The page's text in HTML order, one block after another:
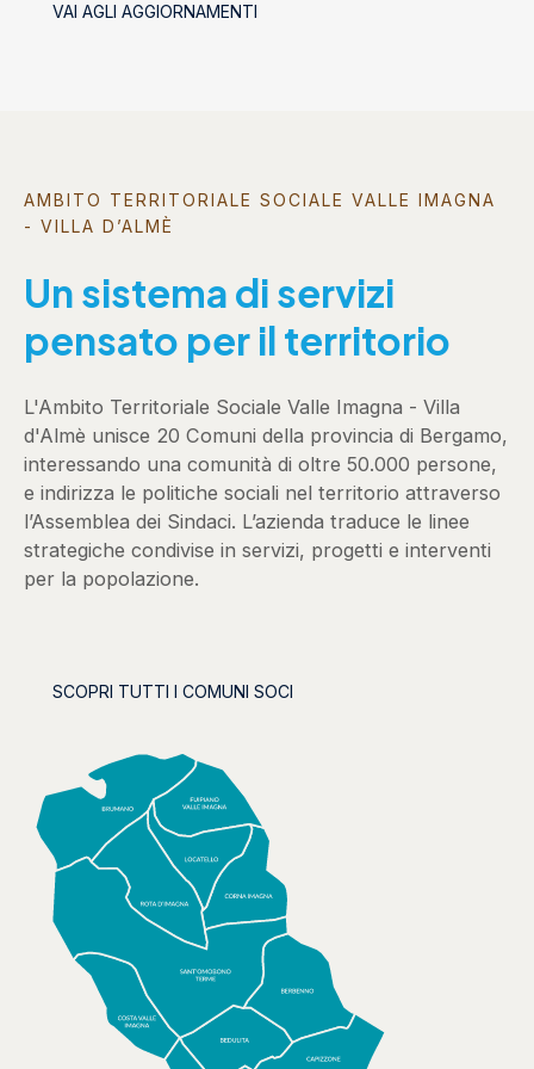
VAI AGLI AGGIORNAMENTI
AMBITO TERRITORIALE SOCIALE VALLE IMAGNA
- VILLA D’ALMÈ
Un sistema di servizi
pensato per il territorio
L'Ambito Territoriale Sociale Valle Imagna - Villa
d'Almè unisce 20 Comuni della provincia di Bergamo,
interessando una comunità di oltre 50.000 persone,
e indirizza le politiche sociali nel territorio attraverso
l’Assemblea dei Sindaci. L’azienda traduce le linee
strategiche condivise in servizi, progetti e interventi
per la popolazione.
SCOPRI TUTTI I COMUNI SOCI